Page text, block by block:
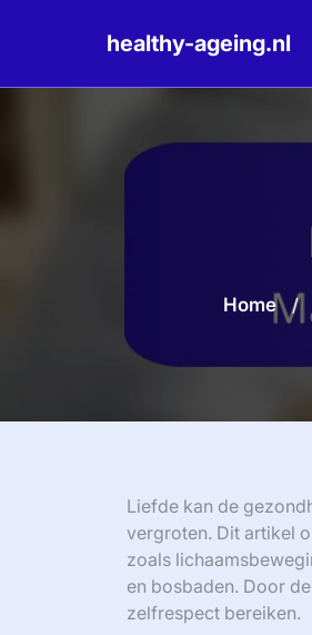
healthy-ageing.nl
Home /
Liefde kan de
vergroten. Dit artikel
zoals
en bosbaden. Door
zelfrespect bereiken.